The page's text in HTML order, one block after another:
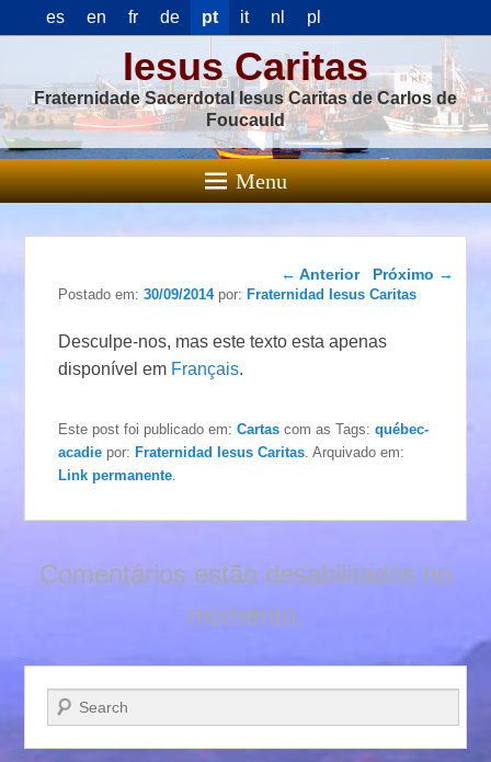
es en fr de pt it nl pl
Iesus Caritas
Fraternidade Sacerdotal Iesus Caritas de Carlos de
Foucauld
Menu
Navegação das
postagens
← Anterior Próximo →
Postado em:30/09/2014 por: Fraternidad Iesus Caritas
Desculpe-nos, mas este texto esta apenas
disponível em Français.
Este post foi publicado em:Cartas com as Tags:québec-
acadie por: Fraternidad Iesus Caritas . Arquivado em:
Link permanente
Comentários estão desabilitados no
momento.
Pesquisar…